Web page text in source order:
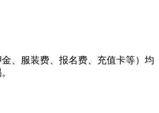
、服装费、报名费、充值卡等）均